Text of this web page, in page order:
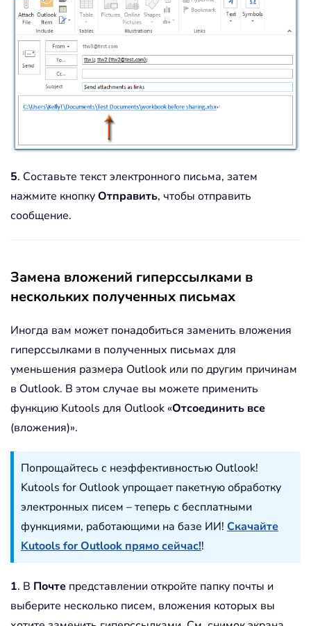
5. Составьте текст электронного письма, затем
нажмите кнопкуОтправить, чтобы отправить
сообщение.
Замена вложений гиперссылками в
нескольких полученных письмах
Иногда вам может понадобиться заменить вложения
гиперссылками в полученных письмах для
уменьшения размера Outlook или по другим причинам
в Outlook. В этом случае вы можете применить
функцию Kutools для Outlook «Отсоединить все
(вложения)».
Попрощайтесь с неэффективностью Outlook!
Kutools for Outlook упрощает пакетную обработку
электронных писем – теперь с бесплатными
функциями, работающими на базе ИИ! Скачайте
Kutools for Outlook прямо сейчас!!
1. В Почте представлении откройте папку почты и
выберите несколько писем, вложения которых вы